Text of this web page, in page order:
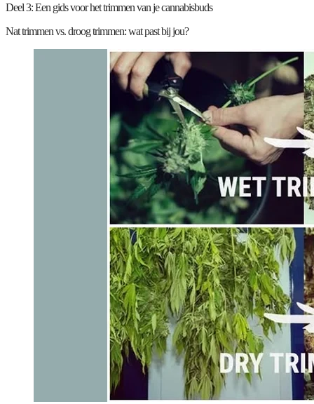
Deel 3: Een gids voor het trimmen van je cannabisbuds
Nat trimmen vs. droog trimmen: wat past bij jou?